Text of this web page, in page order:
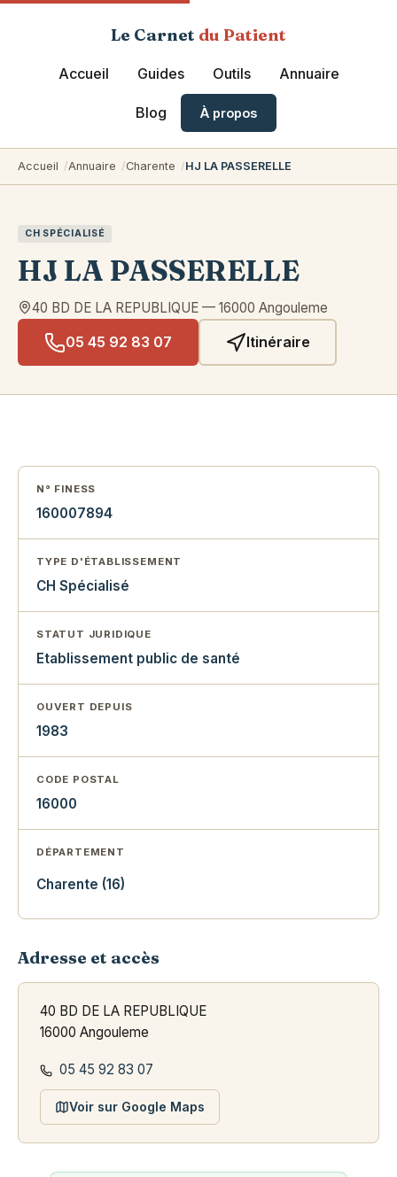
Le Carnet du Patient
Accueil Guides Outils Annuaire
Blog À propos
Accueil Annuaire Charente HJ LA PASSERELLE
CH SPÉCIALISÉ
HJ LA PASSERELLE
40 BD DE LA REPUBLIQUE — 16000 Angouleme
05 45 92 83 07 Itinéraire
N° FINESS
160007894
TYPE D'ÉTABLISSEMENT
CH Spécialisé
STATUT JURIDIQUE
Etablissement public de santé
OUVERT DEPUIS
1983
CODE POSTAL
16000
DÉPARTEMENT
Charente (16)
Adresse et accès
40 BD DE LA REPUBLIQUE
16000 Angouleme
05 45 92 83 07
Voir sur Google Maps